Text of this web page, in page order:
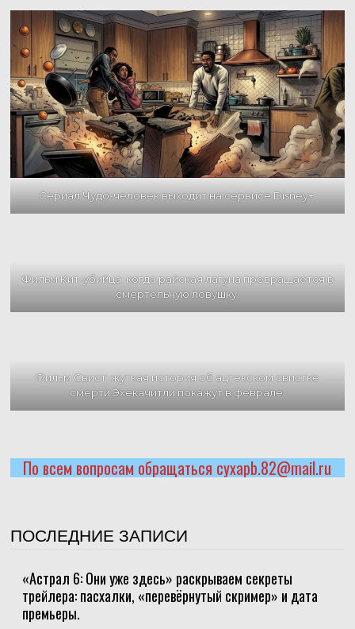
Сериал Чудо-человек выходит на сервисе Disney+.
Фильм Кит-убийца: когда райская лагуна превращается в
смертельную ловушку.
Фильм Свист: жуткая история об ацтекском свистке
смерти Эхекачитли покажут в феврале.
По всем вопросам обращаться cyxapb.82@mail.ru
ПОСЛЕДНИЕ ЗАПИСИ
«Астрал 6: Они уже здесь» раскрываем секреты
трейлера: пасхалки, «перевёрнутый скример» и дата
премьеры.